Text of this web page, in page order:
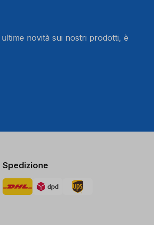
novità sui nostri prodotti, è
Spedizione